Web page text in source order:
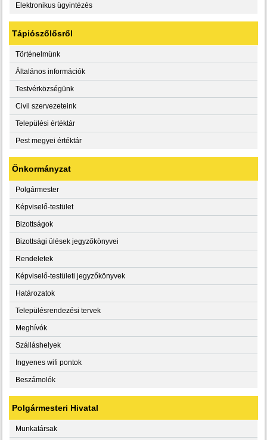
Elektronikus ügyintézés
Tápiószőlősről
Történelmünk
Általános információk
Testvérközségünk
Civil szervezeteink
Települési értéktár
Pest megyei értéktár
Önkormányzat
Polgármester
Képviselő-testület
Bizottságok
Bizottsági ülések jegyzőkönyvei
Rendeletek
Képviselő-testületi jegyzőkönyvek
Határozatok
Településrendezési tervek
Meghívók
Szálláshelyek
Ingyenes wifi pontok
Beszámolók
Polgármesteri Hivatal
Munkatársak